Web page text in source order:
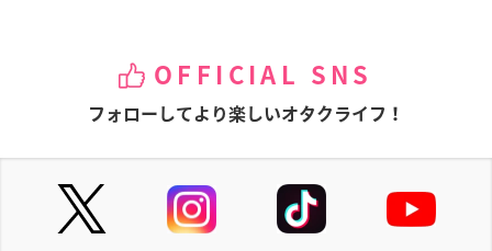
OFFICIAL SNS
フォローしてより楽しいオタクライフ！